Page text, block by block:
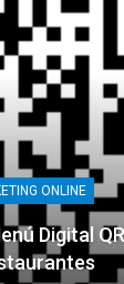
ONLINE
Digital